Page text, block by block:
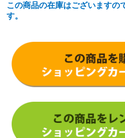
この商品の在庫はございますの
す。